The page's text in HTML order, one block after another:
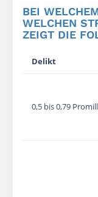
BEI
WELCHEN
ZEIGT DIE
Delikt
0,5 bis 0,79